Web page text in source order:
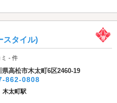
スタイル)
- 件
県高松市木太町6区2460-19
862-0808
木太町駅